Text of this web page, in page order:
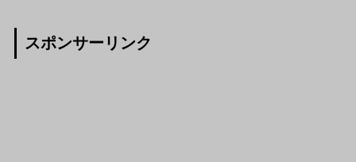
スポンサーリンク